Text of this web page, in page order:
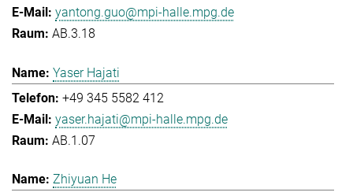
yantong.guo@mpi-halle.mpg.de
AB.3.18
Yaser Hajati
+49 345 5582 412
yaser.hajati@mpi-halle.mpg.de
AB.1.07
Zhiyuan He